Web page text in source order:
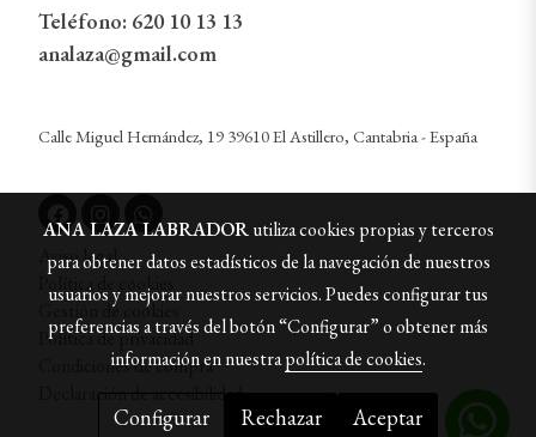
Teléfono: 620 10 13 13
analaza@gmail.com
Calle Miguel Hernández, 19 39610 El Astillero, Cantabria - España
Aviso legal
Política de cookies
Gestión de cookies
Política de privacidad
Condiciones de compra
Declaración de accesibilidad
ANA LAZA LABRADORutiliza cookies propias y terceros
para obtener datos estadísticos de la navegación de nuestros
usuarios y mejorar nuestros servicios. Puedes configurar tus
preferencias a través del botón “Configurar” o obtener más
información en nuestrapolítica de cookies.
Configurar Rechazar Aceptar